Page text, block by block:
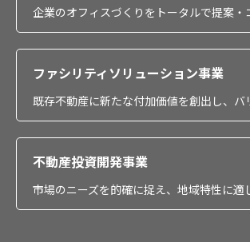
企業のオフィスづくりをトータルで提案
ファシリティソリューション事業
既存不動産に新たな付加価値を創出し、
不動産投資開発事業
市場のニーズを的確に捉え、地域特性に適